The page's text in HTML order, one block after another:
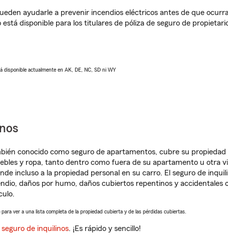
ayudarle a prevenir incendios eléctricos antes de que
está disponible para los titulares de póliza de seguro de
disponible actualmente en AK, DE, NC, SD ni WY
conocido como seguro de apartamentos, cubre su
y ropa, tanto dentro como fuera de su apartamento u otra
incluso a la propiedad personal en su carro. El seguro de
daños por humo, daños cubiertos repentinos y accidentales
ver a una lista completa de la propiedad cubierta y de las pérdidas cubiertas.
de inquilinos. ¡Es rápido y sencillo!